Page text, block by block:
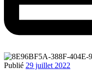
Publié 29 juillet 2022